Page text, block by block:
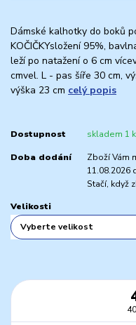
Dámské kalhotky do boků
KOČIČKYsložení 95%,
leží po natažení o 6 cm
cmvel. L - pas šíře 30 cm,
výška 23 cm celý popis
Dostupnost skladem 1
Doba dodání
Zboží Vám
11.08.2026
Stačí, když
Velikosti